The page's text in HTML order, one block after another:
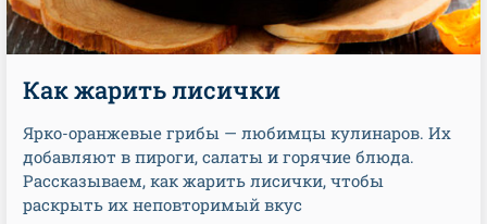
Как жарить лисички
Ярко-оранжевые грибы — любимцы кулинаров. Их
добавляют в пироги, салаты и горячие блюда.
Рассказываем, как жарить лисички, чтобы
раскрыть их неповторимый вкус